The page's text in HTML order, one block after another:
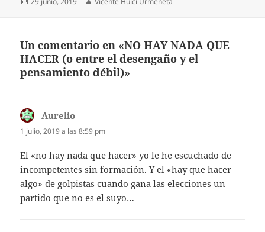
Un comentario en «NO HAY NADA QUE
HACER (o entre el desengaño y el
pensamiento débil)»
Aurelio
1 julio, 2019 a las 8:59 pm
El «no hay nada que hacer» yo le he escuchado de
incompetentes sin formación. Y el «hay que hacer
algo» de golpistas cuando gana las elecciones un
partido que no es el suyo…